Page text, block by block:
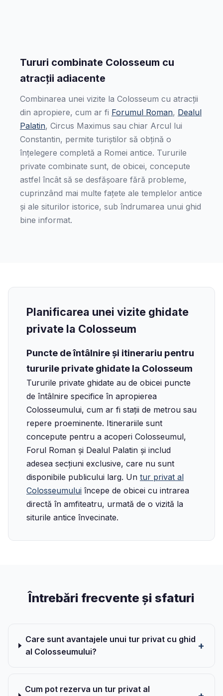
Tururi combinate Colosseum cu
atracții adiacente
Combinarea unei vizite la Colosseum cu atracții
din apropiere, cum ar fi Forumul Roman, Dealul
Palatin, Circus Maximus sau chiar Arcul lui
Constantin, permite turiștilor să obțină o
înțelegere completă a Romei antice. Tururile
private combinate sunt, de obicei, concepute
astfel încât să se desfășoare fără probleme,
cuprinzând mai multe fațete ale templelor antice
și ale siturilor istorice, sub îndrumarea unui ghid
bine informat.
Planificarea unei vizite ghidate
private la Colosseum
Puncte de întâlnire și itinerariu pentru
tururile private ghidate la Colosseum
Tururile private ghidate au de obicei puncte
de întâlnire specifice în apropierea
Colosseumului, cum ar fi stații de metrou sau
repere proeminente. Itinerariile sunt
concepute pentru a acoperi Colosseumul,
Forul Roman și Dealul Palatin și includ
adesea secțiuni exclusive, care nu sunt
disponibile publicului larg. Un tur privat al
Colosseumului începe de obicei cu intrarea
directă în amfiteatru, urmată de o vizită la
siturile antice învecinate.
Întrebări frecvente și sfaturi
Care sunt avantajele unui tur privat cu ghid
al Colosseumului?
Cum pot rezerva un tur privat al